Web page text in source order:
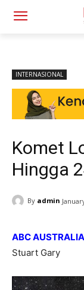
INTERNASIONAL
Komet
Hingga
By admin
ABC
Stuart Gary